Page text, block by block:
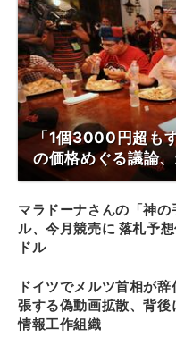
「1個3000円超も
の価格めぐる議論
マラドーナさんの「神の
ル、今月競売に 落札予
ドル
ドイツでメルツ首相が
張する偽動画拡散、背後
情報工作組織